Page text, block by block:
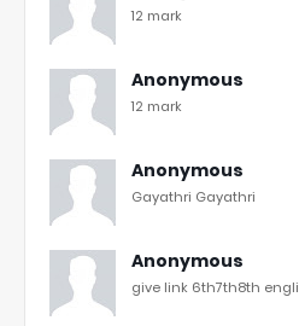
12 mark
Anonymous
12 mark
Anonymous
Gayathri Gayathri
Anonymous
give link 6th7th8th